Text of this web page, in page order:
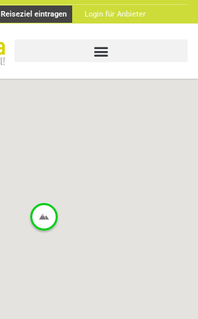
Reiseziel eintragen Login für Anbieter